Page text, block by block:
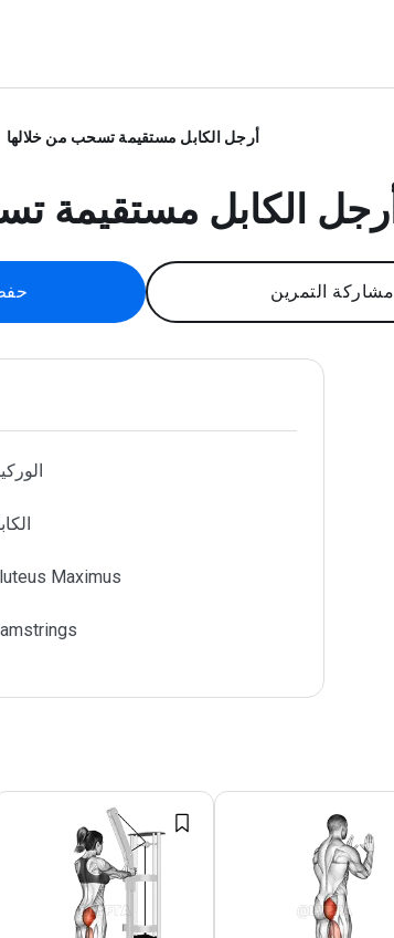
أرجل الكابل مستقيمة تسحب من خلالها
أرجل الكابل مستقيمة
مشاركة التمرين
Maximus